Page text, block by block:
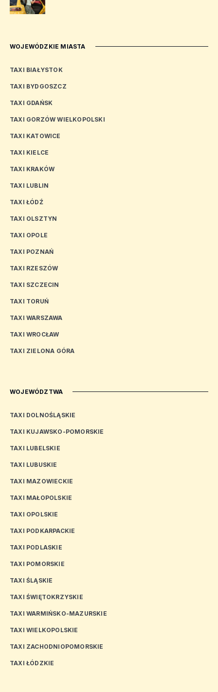
WOJEWÓDZKIE MIASTA
TAXI BIAŁYSTOK
TAXI BYDGOSZCZ
TAXI GDAŃSK
TAXI GORZÓW WIELKOPOLSKI
TAXI KATOWICE
TAXI KIELCE
TAXI KRAKÓW
TAXI LUBLIN
TAXI ŁÓDŹ
TAXI OLSZTYN
TAXI OPOLE
TAXI POZNAŃ
TAXI RZESZÓW
TAXI SZCZECIN
TAXI TORUŃ
TAXI WARSZAWA
TAXI WROCŁAW
TAXI ZIELONA GÓRA
WOJEWÓDZTWA
TAXI DOLNOŚLĄSKIE
TAXI KUJAWSKO-POMORSKIE
TAXI LUBELSKIE
TAXI LUBUSKIE
TAXI MAZOWIECKIE
TAXI MAŁOPOLSKIE
TAXI OPOLSKIE
TAXI PODKARPACKIE
TAXI PODLASKIE
TAXI POMORSKIE
TAXI ŚLĄSKIE
TAXI ŚWIĘTOKRZYSKIE
TAXI WARMIŃSKO-MAZURSKIE
TAXI WIELKOPOLSKIE
TAXI ZACHODNIOPOMORSKIE
TAXI ŁÓDZKIE